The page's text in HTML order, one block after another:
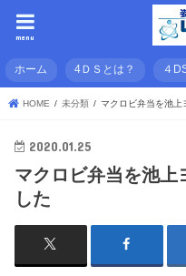
menu
ホーム 4ＤＳとは？ ４
HOME 未分類 マクロビ弁当を池上
2020.01.25
マクロビ弁当を池上
した